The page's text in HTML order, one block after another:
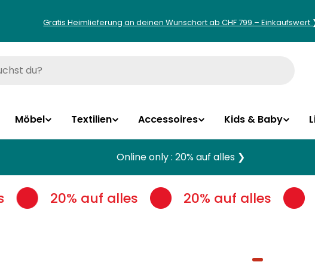
Gratis Heimlieferung an deinen Wunschort ab CHF 799.– Einkaufswert
Möbel Textilien Accessoires Kids & Baby
Online only : 20% auf alles ❯
20% auf alles 20% auf alles